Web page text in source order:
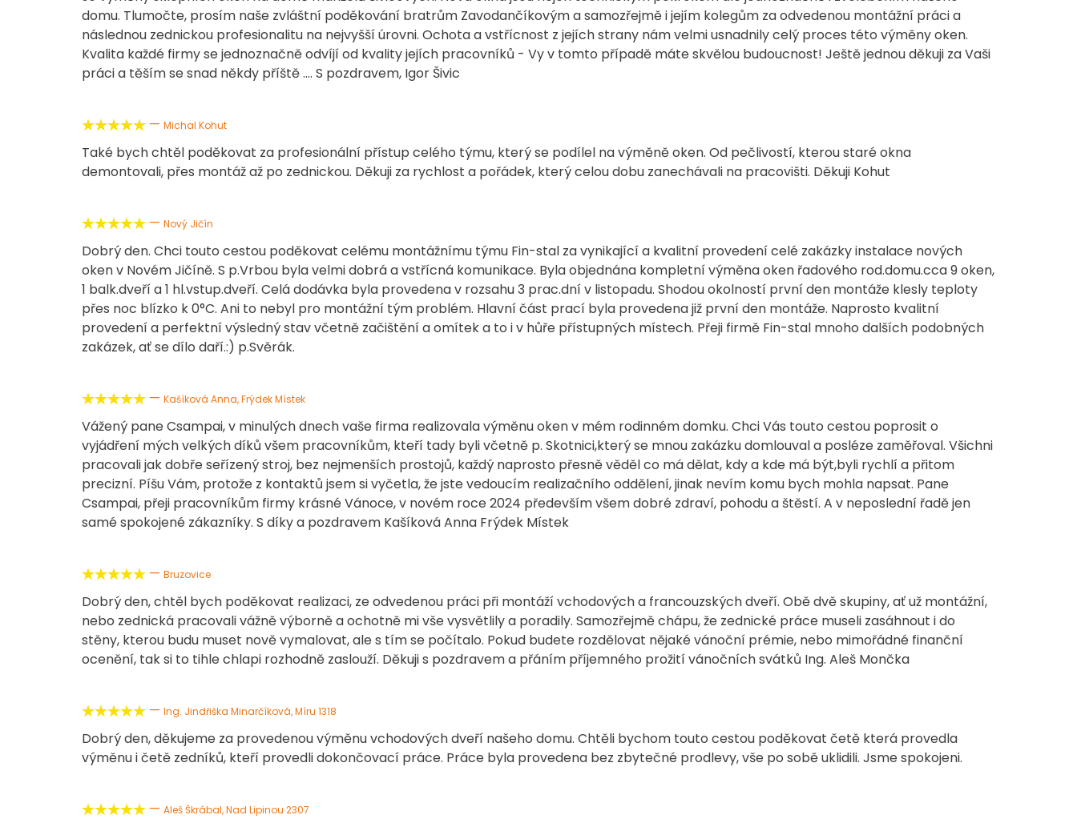
domu. Tlumočte, prosím naše zvláštní poděkování bratrům Zavodančíkovým a samozřejmě i jejím kolegům za odvedenou montážní práci a
následnou zednickou profesionalitu na nejvyšší úrovni. Ochota a vstřícnost z jejích strany nám velmi usnadnily celý proces této výměny oken.
Kvalita každé firmy se jednoznačně odvíjí od kvality jejích pracovníků - Vy v tomto případě máte skvělou budoucnost! Ještě jednou děkuji za Vaši
práci a těším se snad někdy příště …. S pozdravem, Igor Šivic
 — Michal Kohut
Také bych chtěl poděkovat za profesionální přístup celého týmu, který se podílel na výměně oken. Od pečlivostí, kterou staré okna
demontovali, přes montáž až po zednickou. Děkuji za rychlost a pořádek, který celou dobu zanechávali na pracovišti. Děkuji Kohut
 — Nový Jičín
Dobrý den. Chci touto cestou poděkovat celému montážnímu týmu Fin-stal za vynikající a kvalitní provedení celé zakázky instalace nových
oken v Novém Jičíně. S p.Vrbou byla velmi dobrá a vstřícná komunikace. Byla objednána kompletní výměna oken řadového rod.domu.cca 9 oken,
1 balk.dveří a 1 hl.vstup.dveří. Celá dodávka byla provedena v rozsahu 3 prac.dní v listopadu. Shodou okolností první den montáže klesly teploty
přes noc blízko k 0°C. Ani to nebyl pro montážní tým problém. Hlavní část prací byla provedena již první den montáže. Naprosto kvalitní
provedení a perfektní výsledný stav včetně začištění a omítek a to i v hůře přístupných místech. Přeji firmě Fin-stal mnoho dalších podobných
zakázek, ať se dílo daří.:) p.Svěrák.
 — Kašíková Anna, Frýdek Místek
Vážený pane Csampai, v minulých dnech vaše firma realizovala výměnu oken v mém rodinném domku. Chci Vás touto cestou poprosit o
vyjádření mých velkých díků všem pracovníkům, kteří tady byli včetně p. Skotnici,který se mnou zakázku domlouval a posléze zaměřoval. Všichni
pracovali jak dobře seřízený stroj, bez nejmenších prostojů, každý naprosto přesně věděl co má dělat, kdy a kde má být,byli rychlí a přitom
precizní. Píšu Vám, protože z kontaktů jsem si vyčetla, že jste vedoucím realizačního oddělení, jinak nevím komu bych mohla napsat. Pane
Csampai, přeji pracovníkům firmy krásné Vánoce, v novém roce 2024 především všem dobré zdraví, pohodu a štěstí. A v neposlední řadě jen
samé spokojené zákazníky. S díky a pozdravem Kašíková Anna Frýdek Místek
 — Bruzovice
Dobrý den, chtěl bych poděkovat realizaci, ze odvedenou práci při montáží vchodových a francouzských dveří. Obě dvě skupiny, ať už montážní,
nebo zednická pracovali vážně výborně a ochotně mi vše vysvětlily a poradily. Samozřejmě chápu, že zednické práce museli zasáhnout i do
stěny, kterou budu muset nově vymalovat, ale s tím se počítalo. Pokud budete rozdělovat nějaké vánoční prémie, nebo mimořádné finanční
ocenění, tak si to tihle chlapi rozhodně zaslouží. Děkuji s pozdravem a přáním příjemného prožití vánočních svátků Ing. Aleš Mončka
 — Ing. Jindřiška Minarčíková, Míru 1318
Dobrý den, děkujeme za provedenou výměnu vchodových dveří našeho domu. Chtěli bychom touto cestou poděkovat četě která provedla
výměnu i četě zedníků, kteří provedli dokončovací práce. Práce byla provedena bez zbytečné prodlevy, vše po sobě uklidili. Jsme spokojeni.
 — Aleš Škrábal, Nad Lipinou 2307